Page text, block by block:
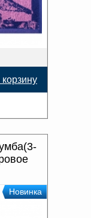
корзину
Новинка